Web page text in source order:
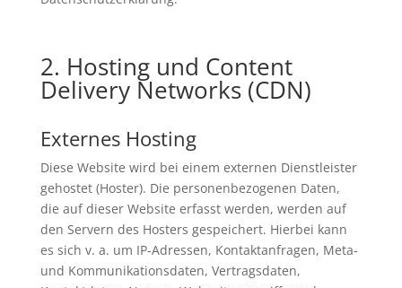
2. Hosting und Content
Delivery Networks (CDN)
Externes Hosting
Diese Website wird bei einem externen Dienstleister
gehostet (Hoster). Die personenbezogenen Daten,
die auf dieser Website erfasst werden, werden auf
den Servern des Hosters gespeichert. Hierbei kann
es sich v. a. um IP-Adressen, Kontaktanfragen, Meta-
und Kommunikationsdaten, Vertragsdaten,